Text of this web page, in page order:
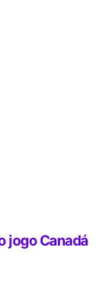
jogo Canadá